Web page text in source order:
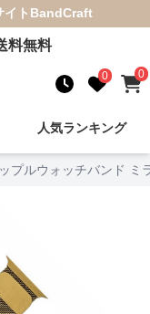
ト BandCraft
料無料
0 0
人気ランキング
プルウォッチバンド ミ